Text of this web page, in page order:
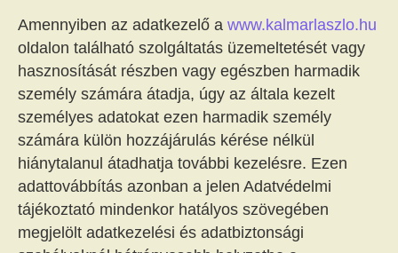
Amennyiben az adatkezelő a www.kalmarlaszlo.hu
oldalon található szolgáltatás üzemeltetését vagy
hasznosítását részben vagy egészben harmadik
személy számára átadja, úgy az általa kezelt
személyes adatokat ezen harmadik személy
számára külön hozzájárulás kérése nélkül
hiánytalanul átadhatja további kezelésre. Ezen
adattovábbítás azonban a jelen Adatvédelmi
tájékoztató mindenkor hatályos szövegében
megjelölt adatkezelési és adatbiztonsági